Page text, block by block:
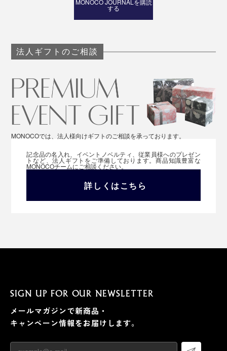
する
法人ギフトのご相談
MONOCOでは、法人様向けギフトのご相談を承っております。
記念品の名入れ、イベントノベルティ、従業員様へのプレゼン
トなど、法人ギフトをご準備しております。商品知識豊富な
MONOCOチームにご相談ください。
詳しくはこちら
SIGN UP FOR OUR NEWSLETTER
メールマガジンで新商品・
キャンペーン情報をお届けします。